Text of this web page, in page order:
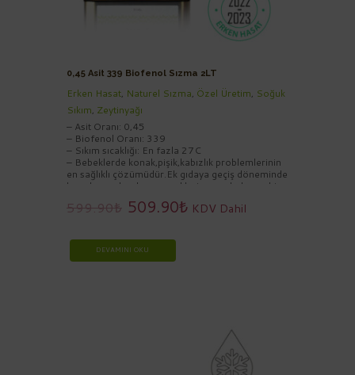
0,45 Asit 339 Biofenol Sızma 2LT
Erken Hasat, Naturel Sızma, Özel Üretim, Soğuk
Sıkım, Zeytinyağı
– Asit Oranı: 0,45
– Biofenol Oranı: 339
– Sıkım sıcaklığı: En fazla 27C
– Bebeklerde konak,pişik,kabızlık problemlerinin
en sağlıklı çözümüdür.Ek gıdaya geçiş döneminde
hazırlanacak sebze yemeklerine, çorbalarına bir
tatlı kaşığı zeytinyağının ilave edilmesi
önerilmektedir
599.90₺ 509.90₺ KDV Dahil
DEVAMINI OKU